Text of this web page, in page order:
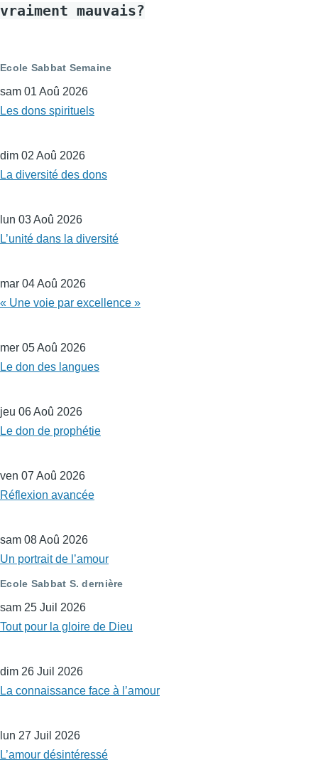
vraiment mauvais?
Ecole Sabbat Semaine
sam 01 Aoû 2026
Les dons spirituels
dim 02 Aoû 2026
La diversité des dons
lun 03 Aoû 2026
L’unité dans la diversité
mar 04 Aoû 2026
« Une voie par excellence »
mer 05 Aoû 2026
Le don des langues
jeu 06 Aoû 2026
Le don de prophétie
ven 07 Aoû 2026
Réflexion avancée
sam 08 Aoû 2026
Un portrait de l’amour
Ecole Sabbat S. dernière
sam 25 Juil 2026
Tout pour la gloire de Dieu
dim 26 Juil 2026
La connaissance face à l’amour
lun 27 Juil 2026
L’amour désintéressé